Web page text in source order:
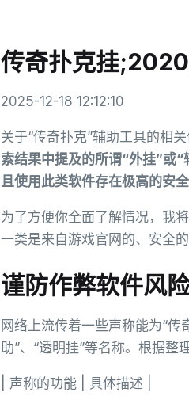
传奇扑克挂
2025-12-18 12:12:10
关于“传奇扑克”辅助工具的相
索结果中提及的所谓“外挂”或
且使用此类软件存在极高的安全
为了方便你全面了解情况，我
一类是来自游戏官网的、安全的
谨防作弊软件风
网络上流传着一些声称能为“传
助”、“透明挂”等名称。根据整
| 声称的功能 | 具体描述 |